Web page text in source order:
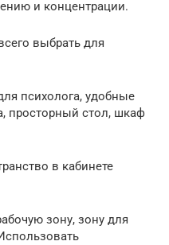
и концентрации.
выбрать для
психолога, удобные
просторный стол, шкаф
в кабинете
зону, зону для